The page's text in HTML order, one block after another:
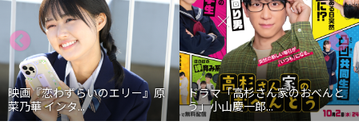
映画『恋わずらいのエリー』原
菜乃華 インタ...
ドラマ「高杉さん家のおべんと
う」小山慶一郎...